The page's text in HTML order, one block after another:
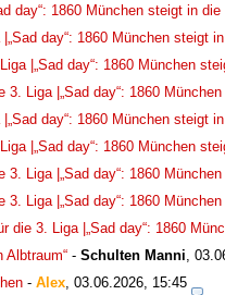
day“: 1860 München steigt in
day“: 1860 München steigt
|„Sad day“: 1860 München
3. Liga |„Sad day“: 1860
day“: 1860 München steigt
|„Sad day“: 1860 München
3. Liga |„Sad day“: 1860
3. Liga |„Sad day“: 1860
die 3. Liga |„Sad day“: 1860
Albtraum“ - Schulten Manni
- Alex 03.06.2026, 15:45